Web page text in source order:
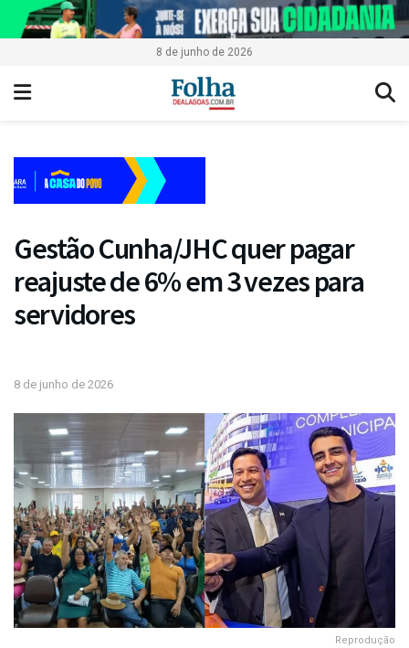
8 de junho de 2026
Gestão Cunha/JHC quer pagar
reajuste de 6% em 3 vezes para
servidores
8 de junho de 2026
Reprodução